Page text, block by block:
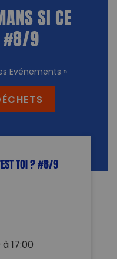
SI CE
#8/9
Evénements »
TOI ? #8/9
17:00